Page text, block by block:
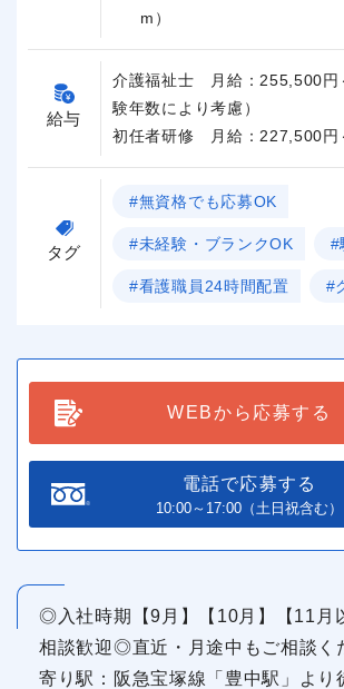
m）
給与
介護福祉士 月給：255,500円
験年数により考慮）
初任者研修 月給：227,500円
タグ
#無資格でも応募OK
#未経験・ブランクOK #
#看護職員24時間配置 #
WEBから応募する
電話で応募する
10:00～17:00（土日祝含む）
◎入社時期【9月】【10月】【11月
相談歓迎◎直近・月途中もご相談く
寄り駅：阪急宝塚線「豊中駅」より